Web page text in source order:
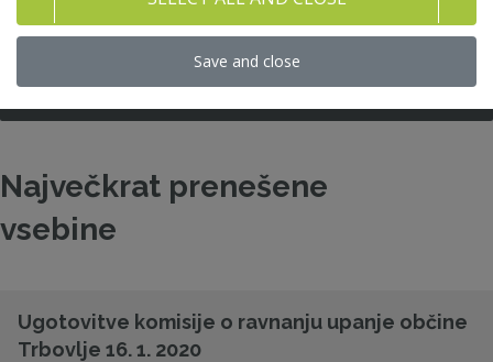
Raziskave in študije 32
Gradiva 158
Največkrat prenešene
vsebine
Ugotovitve komisije o ravnanju upanje občine
Trbovlje 16. 1. 2020
Save and close